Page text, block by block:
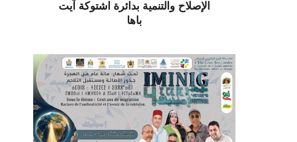
الإصلاح والتنمية بدائرة اشتوكة آيت
باها